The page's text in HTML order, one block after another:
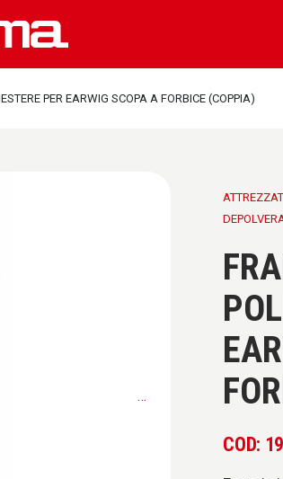
PER EARWIG SCOPA A FORBICE (COPPIA)
…
COD: